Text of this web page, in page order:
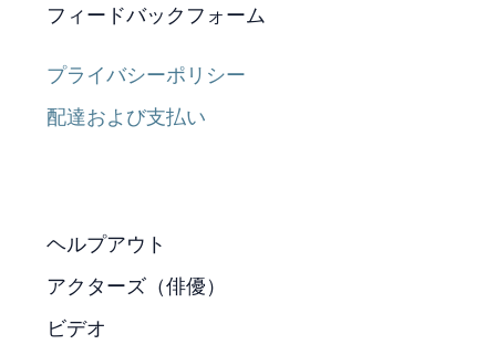
フィードバックフォーム
プライバシーポリシー
配達および支払い
ヘルプアウト
アクターズ（俳優）
ビデオ